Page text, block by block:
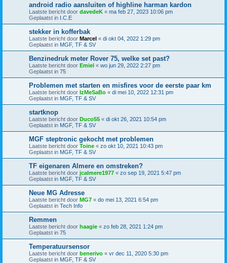
android radio aansluiten of highline harman kardon
Laatste bericht door davedeK « ma feb 27, 2023 10:06 pm
Geplaatst in I.C.E
stekker in kofferbak
Laatste bericht door Marcel « di okt 04, 2022 1:29 pm
Geplaatst in MGF, TF & SV
Benzinedruk meter Rover 75, welke set past?
Laatste bericht door Emiel « wo jun 29, 2022 2:27 pm
Geplaatst in 75
Problemen met starten en misfires voor de eerste paar km
Laatste bericht door IzMeSaBo « di mei 10, 2022 12:31 pm
Geplaatst in MGF, TF & SV
startknop
Laatste bericht door Duco55 « di okt 26, 2021 10:54 pm
Geplaatst in MGF, TF & SV
MGF steptronic gekocht met problemen
Laatste bericht door Toine « zo okt 10, 2021 10:43 pm
Geplaatst in MGF, TF & SV
TF eigenaren Almere en omstreken?
Laatste bericht door jcalmere1977 « zo sep 19, 2021 5:47 pm
Geplaatst in MGF, TF & SV
Neue MG Adresse
Laatste bericht door MG7 « do mei 13, 2021 6:54 pm
Geplaatst in Tech Info
Remmen
Laatste bericht door haagie « zo feb 28, 2021 1:24 pm
Geplaatst in 75
Temperatuursensor
Laatste bericht door benerivo « vr dec 11, 2020 5:30 pm
Geplaatst in MGF, TF & SV